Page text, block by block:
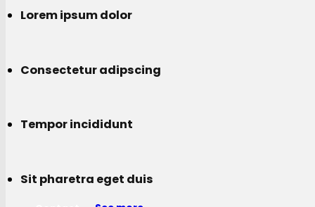
Lorem ipsum dolor
Consectetur adipscing
Tempor incididunt
Sit pharetra eget duis